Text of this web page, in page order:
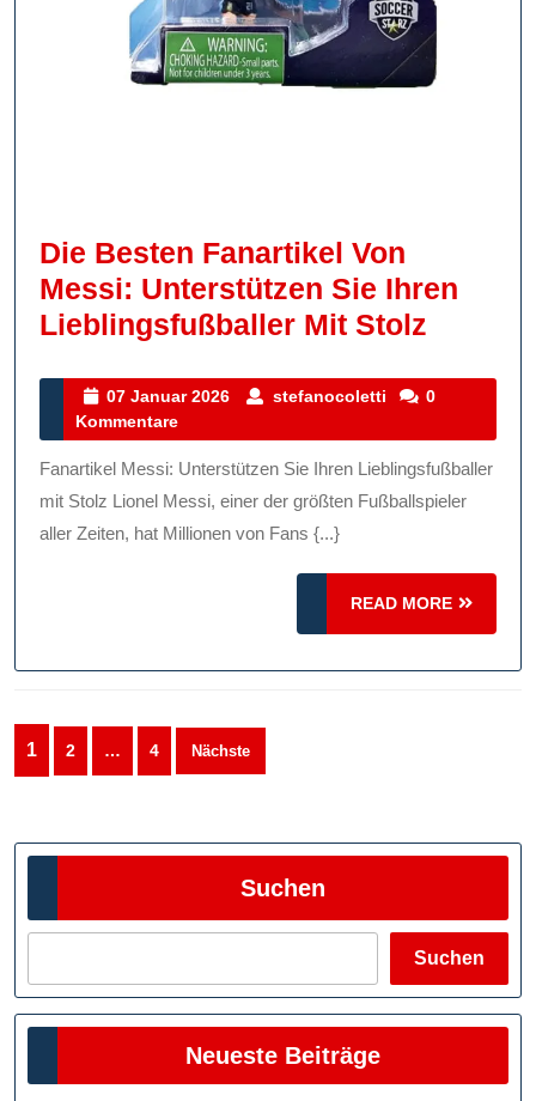
Die Besten Fanartikel Von
Messi: Unterstützen Sie Ihren
Lieblingsfußballer Mit Stolz
Messi:
Ihren
Stolz
07 Januar 2026
07
2026
stefanocoletti stefanocoletti
0
Kommentare
Fanartikel Messi: Unterstützen Sie Ihren Lieblingsfußballer
mit Stolz Lionel Messi, einer der größten Fußballspieler
aller Zeiten, hat Millionen von Fans {...}
READ MORE
READ
MORE
Seitennummerierung
der
1 2 … 4 Nächste
Suchen
Suchen
Neueste Beiträge